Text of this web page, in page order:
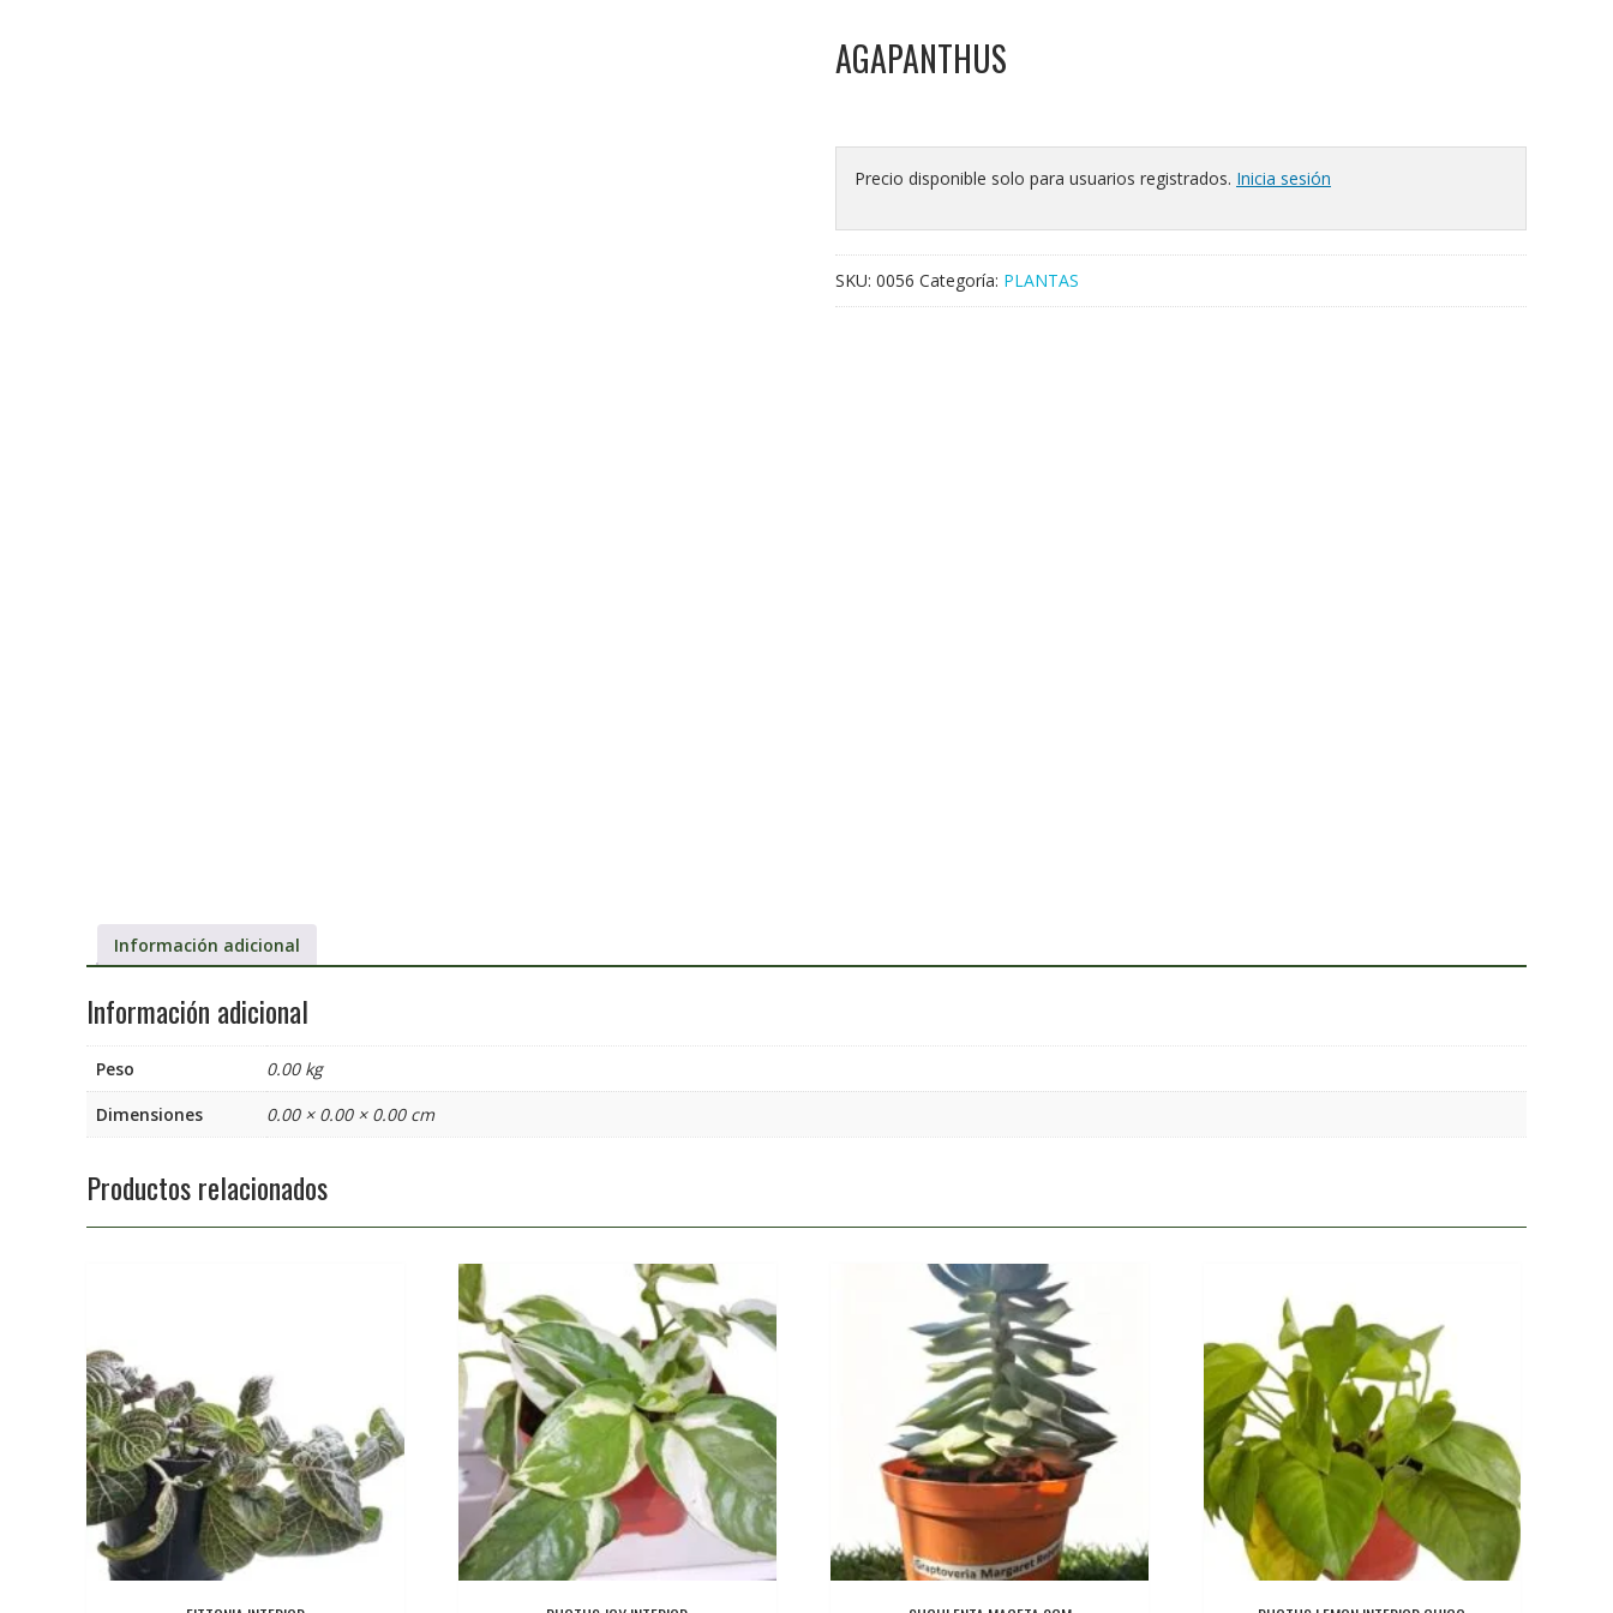
AGAPANTHUS
Precio disponible solo para usuarios registrados. Inicia sesión
SKU: 0056 Categoría: PLANTAS
Información adicional
Información adicional
Peso
0.00 kg
Dimensiones
0.00 × 0.00 × 0.00 cm
Productos relacionados